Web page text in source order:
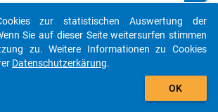
A45
War
auto_stories
add_shopping_cart
zur statistischen Auswertung der
Sie auf dieser Seite weitersurfen stimmen
zu. Weitere Informationen zu Cookies
Datenschutzerkärung.
OK